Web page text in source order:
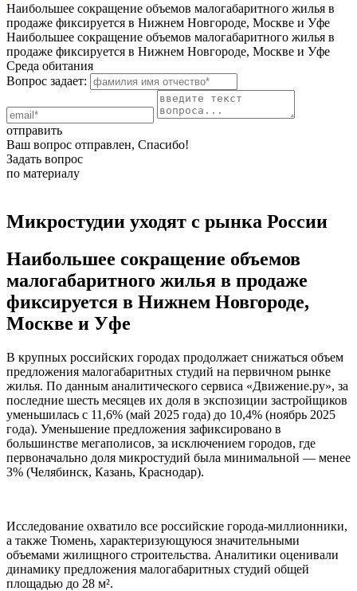
Наибольшее сокращение объемов малогабаритного жилья в
продаже фиксируется в Нижнем Новгороде, Москве и Уфе
Наибольшее сокращение объемов малогабаритного жилья в
продаже фиксируется в Нижнем Новгороде, Москве и Уфе
Среда обитания
Вопрос задает:
отправить
Ваш вопрос отправлен, Спасибо!
Задать вопрос
по материалу
Микростудии уходят с рынка России
Наибольшее сокращение объемов
малогабаритного жилья в продаже
фиксируется в Нижнем Новгороде,
Москве и Уфе
В крупных российских городах продолжает снижаться объем
предложения малогабаритных студий на первичном рынке
жилья. По данным аналитического сервиса «Движение.ру», за
последние шесть месяцев их доля в экспозиции застройщиков
уменьшилась с 11,6% (май 2025 года) до 10,4% (ноябрь 2025
года). Уменьшение предложения зафиксировано в
большинстве мегаполисов, за исключением городов, где
первоначально доля микростудий была минимальной — менее
3% (Челябинск, Казань, Краснодар).
Исследование охватило все российские города-миллионники,
а также Тюмень, характеризующуюся значительными
объемами жилищного строительства. Аналитики оценивали
динамику предложения малогабаритных студий общей
площадью до 28 м².